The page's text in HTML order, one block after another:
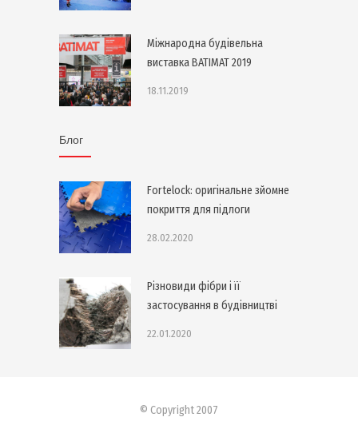
Міжнародна будівельна
виставка BATIMAT 2019
18.11.2019
Блог
Fortelock: оригінальне зйомне
покриття для підлоги
28.02.2020
Різновиди фібри і її
застосування в будівництві
22.01.2020
© Copyright 2007